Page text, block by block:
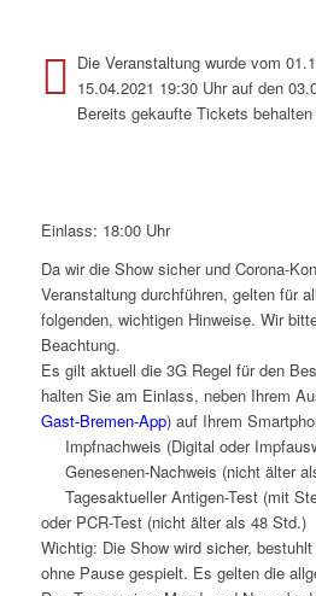
Die Veranstaltung wurde vom
15.04.2021 19:30 Uhr auf den
Bereits gekaufte Tickets
Einlass: 18:00 Uhr
Da wir die Show sicher und Corona-
Veranstaltung durchführen, gelten für
folgenden, wichtigen Hinweise. Wir
Beachtung.
Es gilt aktuell die 3G Regel für den
halten Sie am Einlass, neben Ihrem
Gast-Bremen-App) auf Ihrem
Impfnachweis (Digital oder
Genesenen-Nachweis (nicht älter
Tagesaktueller Antigen-Test (mit
oder PCR-Test (nicht älter als 48 Std.)
Wichtig: Die Show wird sicher,
ohne Pause gespielt. Es gelten die